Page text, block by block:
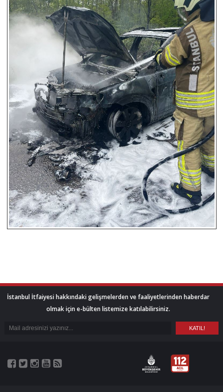
İstanbul İtfaiyesi hakkındaki gelişmelerden ve faaliyetlerinden haberdar
olmak için e-bülten listemize katılabilirsiniz.